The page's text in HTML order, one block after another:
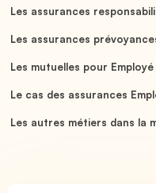
Les assurances
Les assurances
Les mutuelles pour
Le cas des assurances
Les autres métiers dans la